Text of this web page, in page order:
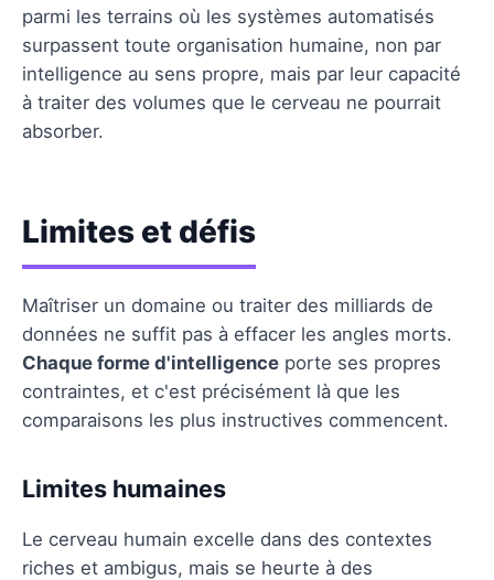
parmi les terrains où les systèmes automatisés
surpassent toute organisation humaine, non par
intelligence au sens propre, mais par leur capacité
à traiter des volumes que le cerveau ne pourrait
absorber.
Limites et défis
Maîtriser un domaine ou traiter des milliards de
données ne suffit pas à effacer les angles morts.
Chaque forme d'intelligence porte ses propres
contraintes, et c'est précisément là que les
comparaisons les plus instructives commencent.
Limites humaines
Le cerveau humain excelle dans des contextes
riches et ambigus, mais se heurte à des